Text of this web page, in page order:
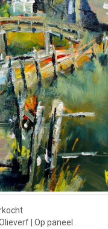
| Op paneel